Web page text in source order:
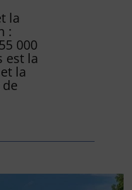
la
:
000
est la
la